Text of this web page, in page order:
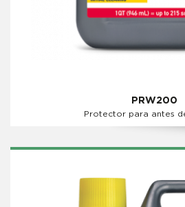
PRW200
Protector para antes